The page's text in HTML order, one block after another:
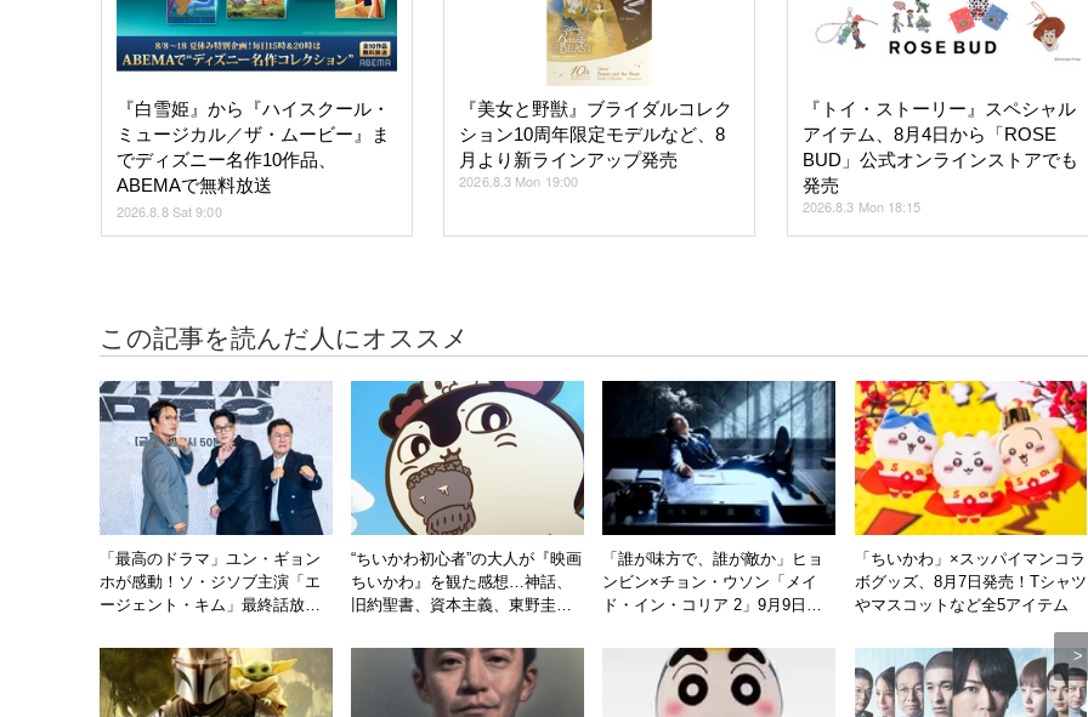
『白雪姫』から『ハイスクール・
ミュージカル／ザ・ムービー』ま
でディズニー名作10作品、
ABEMAで無料放送
2026.8.8 Sat 9:00
『美女と野獣』ブライダルコレク
ション10周年限定モデルなど、8
月より新ラインアップ発売
2026.8.3 Mon 19:00
『トイ・ストーリー』スペシャル
アイテム、8月4日から「ROSE
BUD」公式オンラインストアでも
発売
2026.8.3 Mon 18:15
この記事を読んだ人にオススメ
「最高のドラマ」ユン・ギョン
ホが感動！ソ・ジソブ主演「エ
ージェント・キム」最終話放送
禁 1枚目の写真・画像 |
cinemacafe.net
“ちいかわ初心者”の大人が『映画
ちいかわ』を観た感想…神話、
旧約聖書、資本主義、東野圭吾
あり】
「誰が味方で、誰が敵か」ヒョ
ンビン×チョン・ウソン「メイ
ド・イン・コリア 2」9月9日配
「ちいかわ」×スッパイマンコラ
ボグッズ、8月7日発売！Tシャツ
やマスコットなど全5アイテム